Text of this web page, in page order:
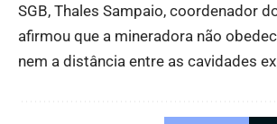
SGB, Thales Sampaio, coordenador
afirmou que a mineradora não
nem a distância entre as cavidades